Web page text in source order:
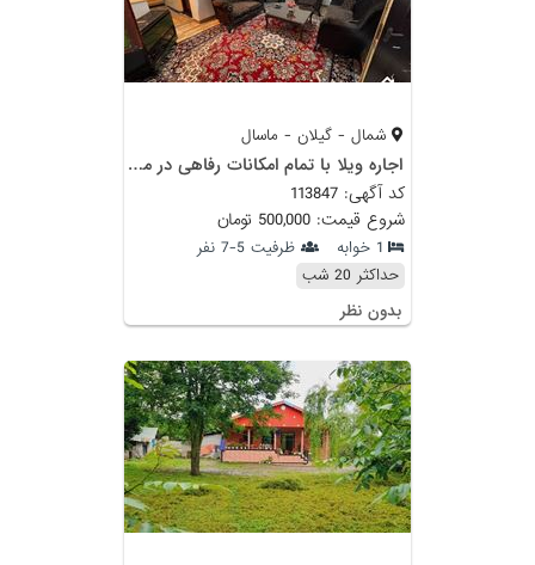
شمال - گیلان - ماسال
اجاره ویلا با تمام امکانات رفاهی در ماسال
کد آگهی: 113847
شروع قیمت: 500,000 تومان
1 خوابه
ظرفیت 5-7 نفر
حداکثر 20 شب
بدون نظر